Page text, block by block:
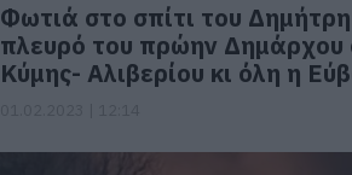
Φωτιά στο σπίτι του
πλευρό του πρώην Δημάρχου
Κύμης- Αλιβερίου κι όλη η